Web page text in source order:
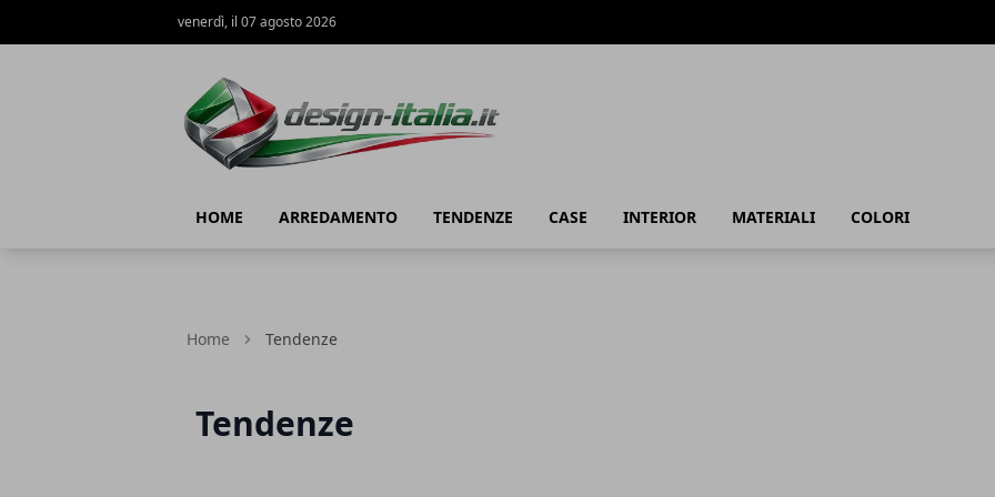
venerdì, il 07 agosto 2026
HOME ARREDAMENTO TENDENZE CASE INTERIOR MATERIALI COLORI
Home Tendenze
Tendenze